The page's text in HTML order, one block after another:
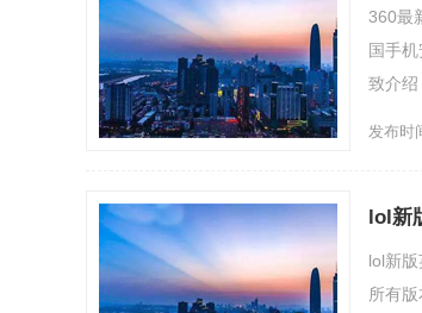
360最
国手
致介绍
发布时
lol新
lol新
所有